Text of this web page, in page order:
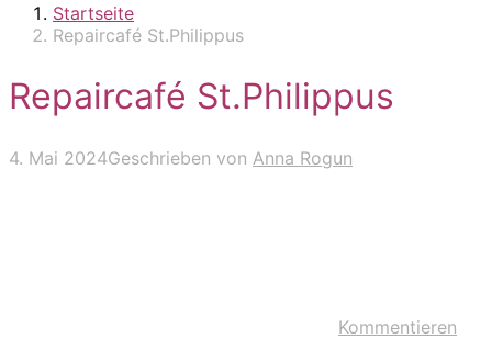
Startseite
Repaircafé St.Philippus
Repaircafé St.Philippus
4. Mai 2024Geschrieben von Anna Rogun
Kommentieren